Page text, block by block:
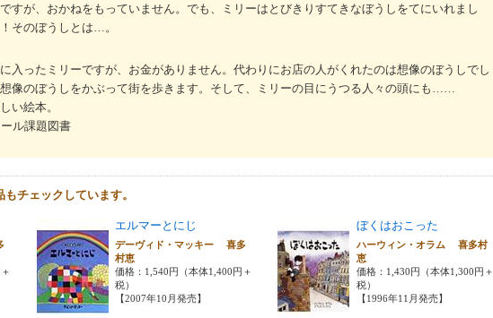
すが、おかねをもっていません。でも、ミリーはとびきりすてきなぼうしをてにいれまし
そのぼうしとは…。
入ったミリーですが、お金がありません。代わりにお店の人がくれたのは想像のぼうしでし
像のぼうしをかぶって街を歩きます。そして、ミリーの目にうつる人々の頭にも……
い絵本。
ル課題図書
チェックしています。
エルマーとにじ
デーヴィド・マッキー 喜多
村恵
価格：1,540円（本体1,400円＋
税）
【2007年10月発売】
ぼくはおこった
ハーウィン・オラム 喜多村
恵
価格：1,430円（本体1,300円＋
税）
【1996年11月発売】